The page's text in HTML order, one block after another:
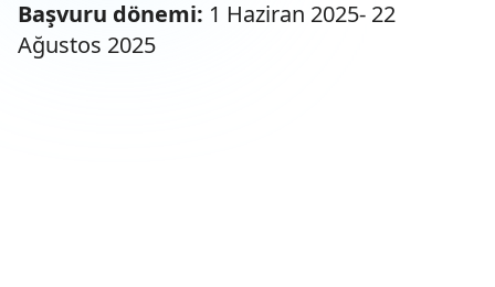
Başvuru dönemi: 1 Haziran 2025- 22
Ağustos 2025